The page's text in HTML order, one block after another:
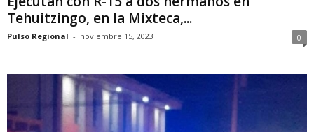
Tehuitzingo, en la Mixteca,...
Pulso Regional - noviembre 15, 2023 0